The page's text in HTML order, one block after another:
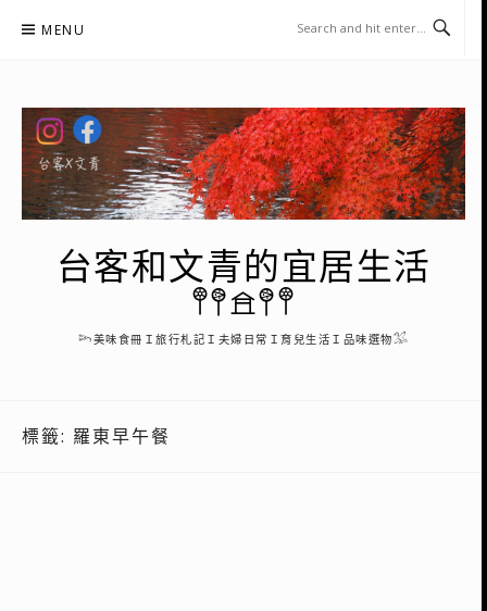
MENU
台客和文青的宜居生活
𖤣𖤥𖠿𖤥𖤣
𓆸美味食冊Ｉ旅行札記Ｉ夫婦日常Ｉ育兒生活Ｉ品味選物𓅮
標籤: 羅東早午餐